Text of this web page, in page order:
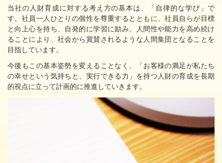
当社の人財育成に対する考え方の基本は、「自律的な学び」で
す。社員一人ひとりの個性を尊重するとともに、社員自らが目標
と向上心を持ち、自発的に学習に励み、人間性や能力を高め続け
ることにより、社会から賞賛されるような人間集団となることを
目指しています。
今後もこの基本姿勢を変えることなく、「お客様の満足が私たち
の幸せという気持ちと、実行できる力」を持つ人財の育成を長期
的視点に立って計画的に推進していきます。